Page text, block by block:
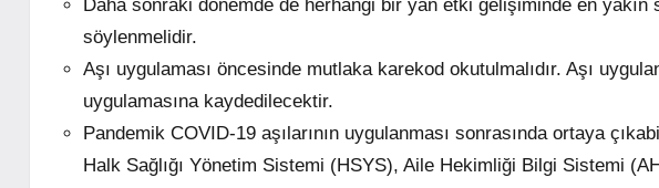
Daha sonraki dönemde de herhangi bir yan etki gelişiminde en yakın
söylenmelidir.
Aşı uygulaması öncesinde mutlaka karekod okutulmalıdır. Aşı
uygulamasına kaydedilecektir.
Pandemik COVID-19 aşılarının uygulanması sonrasında ortaya
Halk Sağlığı Yönetim Sistemi (HSYS), Aile Hekimliği Bilgi Sistemi